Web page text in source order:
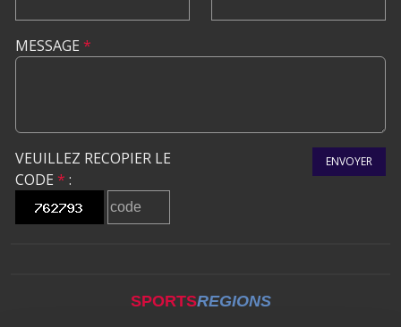
MESSAGE *
VEUILLEZ RECOPIER LE
CODE * :
ENVOYER
SPORTSREGIONS